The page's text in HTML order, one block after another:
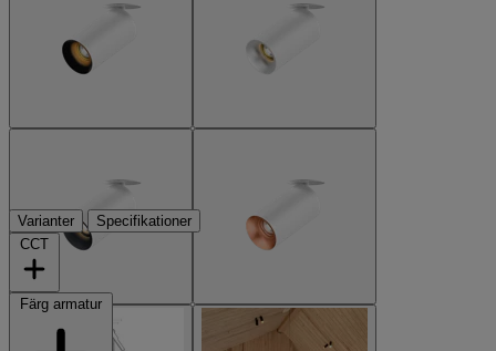
Varianter
Specifikationer
CCT
Färg armatur